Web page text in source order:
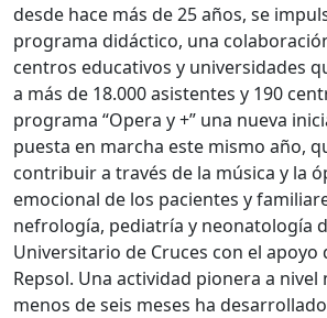
desde hace más de 25 años, se
programa didáctico, una
centros educativos y universidades
a más de 18.000 asistentes y 190
programa “Opera y +” una nueva
puesta en marcha este mismo año,
contribuir a través de la música y la
emocional de los pacientes y
nefrología, pediatría y neonatología
Universitario de Cruces con el apoyo
Repsol. Una actividad pionera a nivel
menos de seis meses ha